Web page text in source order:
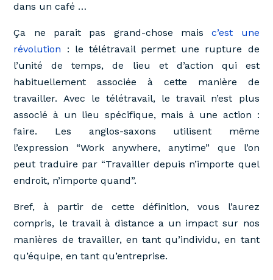
dans un café …
Ça ne parait pas grand-chose maisc’est une
révolution : le télétravail permet une rupture de
l’unité de temps, de lieu et d’action qui est
habituellement associée à cette manière de
travailler. Avec le télétravail, le travail n’est plus
associé à un lieu spécifique, mais à une action :
faire. Les anglos-saxons utilisent même
l’expression “Work anywhere, anytime” que l’on
peut traduire par “Travailler depuis n’importe quel
endroit, n’importe quand”.
Bref, à partir de cette définition, vous l’aurez
compris, le travail à distance a un impact sur nos
manières de travailler, en tant qu’individu, en tant
qu’équipe, en tant qu’entreprise.